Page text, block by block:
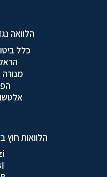
הלוואה
כלל
הראל
מנורה
הלוואות חוץ